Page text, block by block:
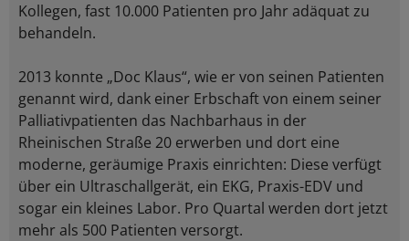
Kollegen, fast 10.000 Patienten pro Jahr adäquat zu
behandeln.
2013 konnte „Doc Klaus“, wie er von seinen Patienten
genannt wird, dank einer Erbschaft von einem seiner
Palliativpatienten das Nachbarhaus in der
Rheinischen Straße 20 erwerben und dort eine
moderne, geräumige Praxis einrichten: Diese verfügt
über ein Ultraschallgerät, ein EKG, Praxis-EDV und
sogar ein kleines Labor. Pro Quartal werden dort jetzt
mehr als 500 Patienten versorgt.